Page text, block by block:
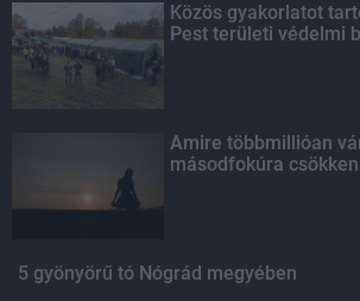
Közös gyakorlatot
Pest területi védelmi
Amire többmillióan
másodfokúra
5 gyönyörű tó Nógrád megyében